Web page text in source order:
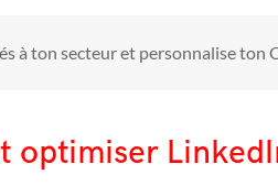
à ton secteur et personnalise ton
optimiser